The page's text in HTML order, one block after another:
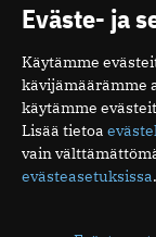
00510 Helsinki
puh. (09) 393 091
ISSN 2323-9476
Eväste- ja
Käytämme
kävijämäärämme
käytämme
Lisää tietoa
vain
evästeasetuksissa.